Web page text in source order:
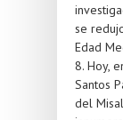
se
Edad
8. Hoy,
Santos
del